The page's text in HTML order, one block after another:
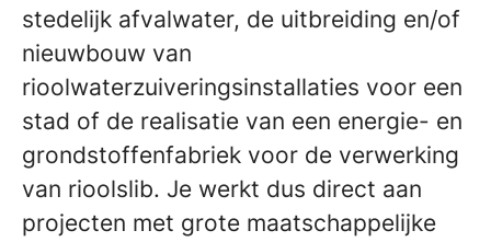
stedelijk afvalwater, de uitbreiding en/of
nieuwbouw van
rioolwaterzuiveringsinstallaties voor een
stad of de realisatie van een energie- en
grondstoffenfabriek voor de verwerking
van rioolslib. Je werkt dus direct aan
projecten met grote maatschappelijke